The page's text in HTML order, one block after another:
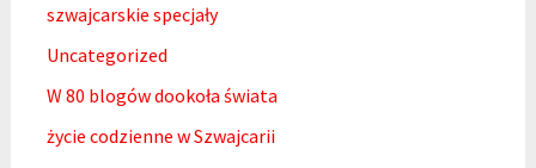
szwajcarskie specjały
Uncategorized
W 80 blogów dookoła świata
życie codzienne w Szwajcarii